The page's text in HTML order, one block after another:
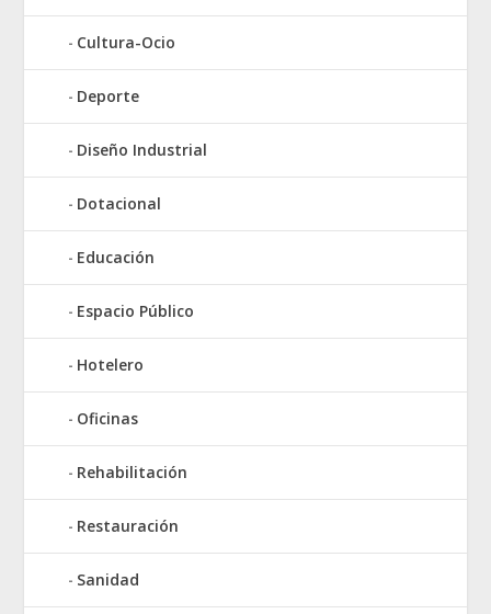
Cultura-Ocio
Deporte
Diseño Industrial
Dotacional
Educación
Espacio Público
Hotelero
Oficinas
Rehabilitación
Restauración
Sanidad